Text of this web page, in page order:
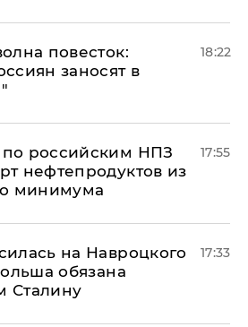
повесток:
заносят в
18:22
российским НПЗ
нефтепродуктов из
минимума
17:55
на Навроцкого
обязана
Сталину
17:33